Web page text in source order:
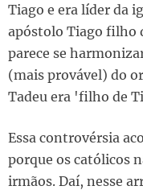
Tiago e era líder da
apóstolo Tiago filho
parece se
(mais provável) do
Tadeu era 'filho de
Essa controvérsia
porque os católicos
irmãos. Daí, nesse